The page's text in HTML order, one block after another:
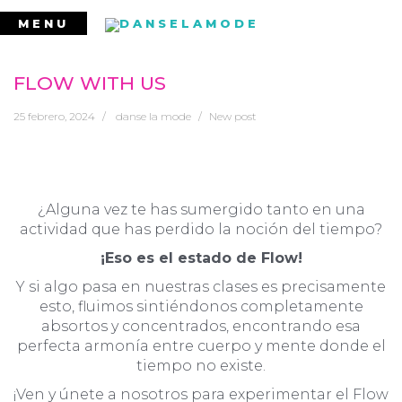
Ir
MENU
FLOW WITH US
25 febrero, 2024 danse la mode New post
¿Alguna vez te has sumergido tanto en una
actividad que has perdido la noción del tiempo?
¡Eso es el estado de Flow!
Y si algo pasa en nuestras clases es precisamente
esto, fluimos sintiéndonos completamente
absortos y concentrados, encontrando esa
perfecta armonía entre cuerpo y mente donde el
tiempo no existe.
¡Ven y únete a nosotros para experimentar el Flow